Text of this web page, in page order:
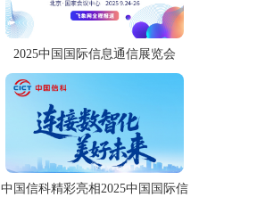
2025中国国际信息通信展览会
中国信科精彩亮相2025中国国际信